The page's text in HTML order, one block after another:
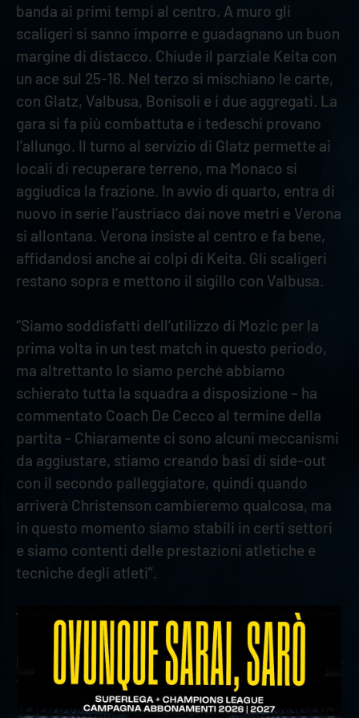
banda ai primi tempi al centro. A muro gli
scaligeri si sanno imporre e guadagnano un buon
margine di distacco. Chiude il parziale Keita con
un ace sul 25-16. Nel terzo si mischiano le carte,
con Glatz, Valbusa, Bonisoli e i due aggregati. La
gara si fa più combattuta e i tedeschi provano
l’allungo. Il turno al servizio di Glatz permette ai
locali di recuperare terreno, ma Monaco si
aggiudica la frazione. In avvio di quarto, entra di
nuovo in serie l’austriaco dai nove metri e Verona
si allontana. Verona insiste al centro e fa bene,
affidandosi anche ai colpi di Keita. Gli scaligeri
restano sopra e mettono il sigillo con Valbusa.
“Siamo soddisfatti dell’utilizzo di Mozic per la
prima volta in un test match in questo periodo,
ma altrettanto lo siamo perché abbiamo
schierato tutta la squadra a disposizione – ha
commentato Coach De Cecco al termine della
partita - Chiaramente ci sono alcuni meccanismi
da aggiustare, stiamo creando basi di side-out
con il secondo palleggiatore, quindi quando
arriverà Christenson cambieremo qualcosa, ma
in questo momento siamo stabili in certi settori
e siamo contenti delle prestazioni atletiche e
tecniche degli atleti”.
TABELLINO
Rana Verona-TSV Haching Munchen 3–1 (15-5; 25-
16; 22-25; 25-20)